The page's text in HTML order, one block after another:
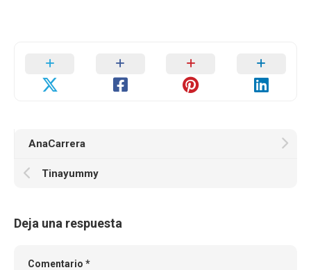
AnaCarrera
Tinayummy
Deja una respuesta
Comentario *